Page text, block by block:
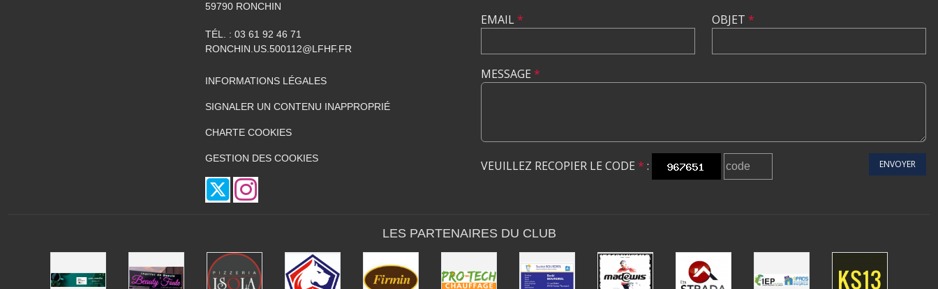
59790 RONCHIN
TÉL. : 03 61 92 46 71
RONCHIN.US.500112@LFHF.FR
INFORMATIONS LÉGALES
SIGNALER UN CONTENU INAPPROPRIÉ
CHARTE COOKIES
GESTION DES COOKIES
EMAIL* OBJET *
MESSAGE *
VEUILLEZ RECOPIER LE CODE * : ENVOYER
LES PARTENAIRES DU CLUB